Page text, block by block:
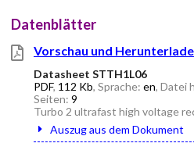
Datenblätter
Vorschau und
Datasheet STTH1L06
PDF, 112 Kb, Sprache: en, Datei
Seiten: 9
Turbo 2 ultrafast high voltage
Auszug aus dem Dokument